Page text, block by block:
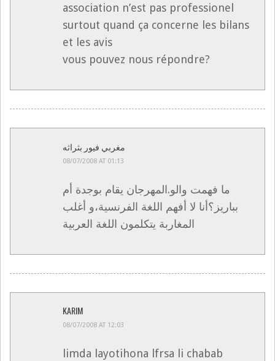
association n’est pas professionel
surtout quand ça concerne les bilans
et les avis
vous pouvez nous répondre?
مغربي فيور بثراثه
08/07/2008 AT 01:13
ما فهمت والو.المهرجان يقام بوجدة أم
بباريز؟أنا لا أفهم اللغة الفرنسية،و أغلب
المغاربة يتكلمون اللغة العربية
KARIM
08/07/2008 AT 12:03
limda layotihona lfrsa li chabab